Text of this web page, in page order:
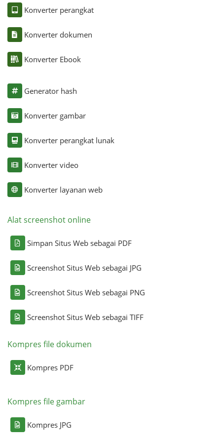
Konverter perangkat
Konverter dokumen
Konverter Ebook
Generator hash
Konverter gambar
Konverter perangkat lunak
Konverter video
Konverter layanan web
Alat screenshot online
Simpan Situs Web sebagai PDF
Screenshot Situs Web sebagai JPG
Screenshot Situs Web sebagai PNG
Screenshot Situs Web sebagai TIFF
Kompres file dokumen
Kompres PDF
Kompres file gambar
Kompres JPG